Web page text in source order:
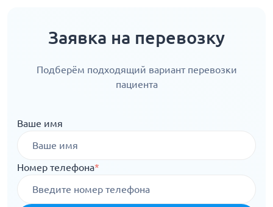
Заявка на перевозку
Подберём подходящий вариант перевозки
пациента
Ваше имя
Номер телефона*